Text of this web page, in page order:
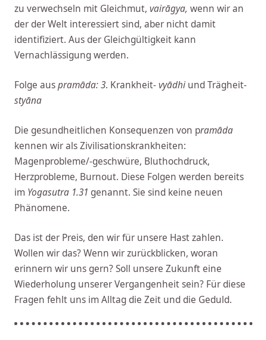
zu verwechseln mit Gleichmut, vairāgya, wenn wir an
der der Welt interessiert sind, aber nicht damit
identifiziert. Aus der Gleichgültigkeit kann
Vernachlässigung werden.
Folge auspramāda: 3. Krankheit-vyādhi und Trägheit-
styāna
Die gesundheitlichen Konsequenzen von pramāda
kennen wir als Zivilisationskrankheiten:
Magenprobleme/-geschwüre, Bluthochdruck,
Herzprobleme, Burnout. Diese Folgen werden bereits
im Yogasutra 1.31 genannt. Sie sind keine neuen
Phänomene.
Das ist der Preis, den wir für unsere Hast zahlen.
Wollen wir das? Wenn wir zurückblicken, woran
erinnern wir uns gern? Soll unsere Zukunft eine
Wiederholung unserer Vergangenheit sein? Für diese
Fragen fehlt uns im Alltag die Zeit und die Geduld.